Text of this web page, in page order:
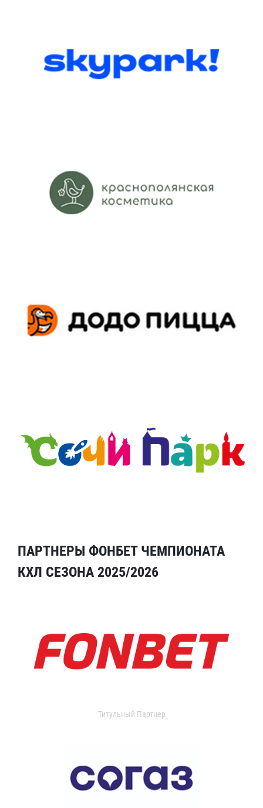
ПАРТНЕРЫ ФОНБЕТ ЧЕМПИОНАТА
КХЛ СЕЗОНА 2025/2026
Титульный Партнер